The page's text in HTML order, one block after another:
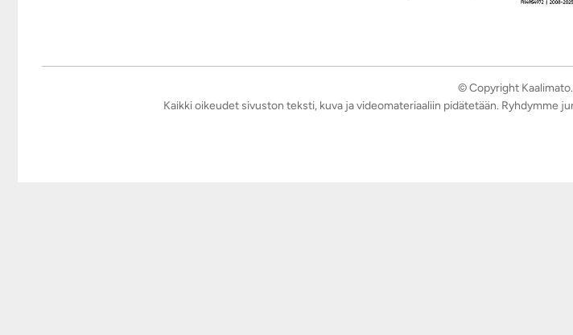
© Copyright
Kaikki oikeudet sivuston teksti, kuva ja videomateriaaliin pidätetään. Ryhdymme